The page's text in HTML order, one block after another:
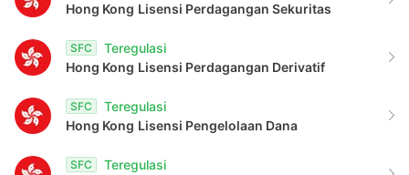
Hong Kong Lisensi Perdagangan Sekuritas
SFC
Teregulasi
Hong Kong Lisensi Perdagangan Derivatif
SFC
Teregulasi
Hong Kong Lisensi Pengelolaan Dana
SFC
Teregulasi